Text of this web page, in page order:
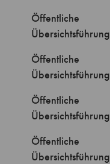
Öffentliche
Übersichtsführung
Öffentliche
Übersichtsführung
Öffentliche
Übersichtsführung
Öffentliche
Übersichtsführung